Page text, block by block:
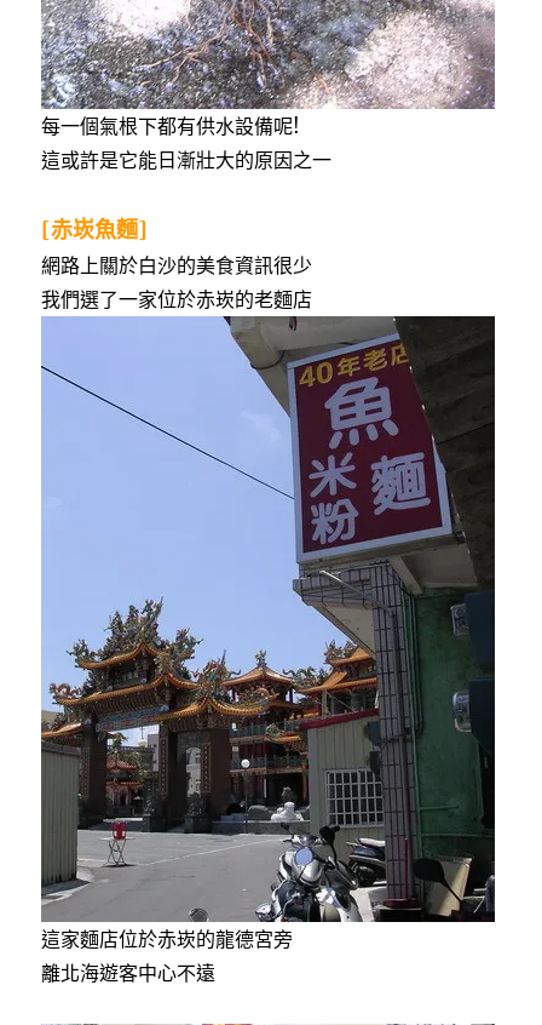
每一個氣根下都有供水設備呢!
這或許是它能日漸壯大的原因之一
[赤崁魚麵]
網路上關於白沙的美食資訊很少
我們選了一家位於赤崁的老麵店
這家麵店位於赤崁的龍德宮旁
離北海遊客中心不遠